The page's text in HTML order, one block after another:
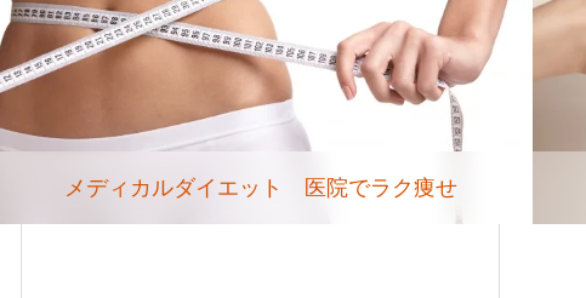
メディカルダイエット 医院でラク痩せ